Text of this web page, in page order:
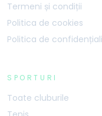
Termeni și condiții
Politica de cookies
Politica de
SPORTURI
Toate cluburile